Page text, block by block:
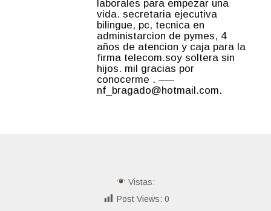
laborales para empezar una
vida. secretaria ejecutiva
bilingue, pc, tecnica en
administarcion de pymes, 4
años de atencion y caja para la
firma telecom.soy soltera sin
hijos. mil gracias por
conocerme . —–
nf_bragado@hotmail.com.
Vistas:
Post Views: 0